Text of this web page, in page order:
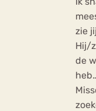
zie
Hij/
de